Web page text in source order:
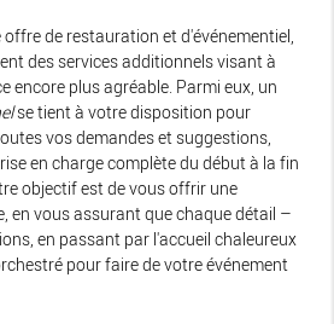
de restauration et d'événementiel,
des services additionnels visant à
encore plus agréable. Parmi eux, un
se tient à votre disposition pour
vos demandes et suggestions,
en charge complète du début à la fin
objectif est de vous offrir une
en vous assurant que chaque détail –
en passant par l'accueil chaleureux
pour faire de votre événement